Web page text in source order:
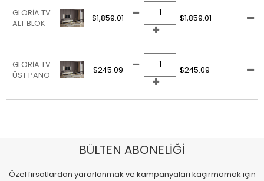
GLORİA TV
ALT BLOK
$1,859.01 $1,859.01
GLORİA TV
ÜST PANO
$245.09 $245.09
BÜLTEN ABONELİĞİ
Özel fırsatlardan yararlanmak ve kampanyaları kaçırmamak için